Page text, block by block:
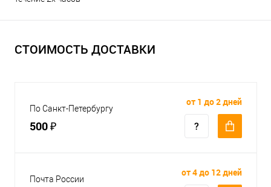
СТОИМОСТЬ ДОСТАВКИ
По Санкт-Петербургу
500 ₽
от 1 до 2 дней
Почта России
от 4 до 12 дней